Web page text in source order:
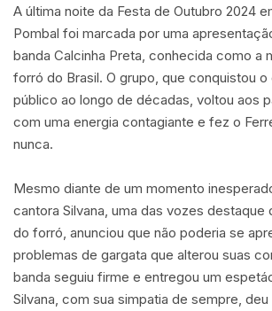
A última noite da Festa de Outubro 2024
Pombal foi marcada por uma
banda Calcinha Preta, conhecida como a
forró do Brasil. O grupo, que conquistou
público ao longo de décadas, voltou aos
com uma energia contagiante e fez o
nunca.
Mesmo diante de um momento
cantora Silvana, uma das vozes destaque
do forró, anunciou que não poderia se
problemas de gargata que alterou suas
banda seguiu firme e entregou um
Silvana, com sua simpatia de sempre,